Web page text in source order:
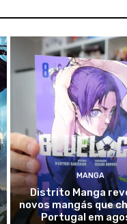
MANGA
Distrito Manga
novos mangás que
Portugal em